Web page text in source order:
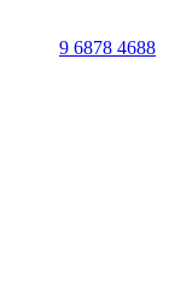
9 6878 4688